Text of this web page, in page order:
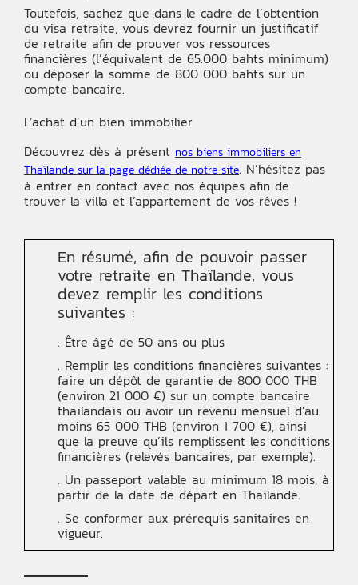
Toutefois, sachez que dans le cadre de l’obtention
du visa retraite, vous devrez fournir un justificatif
de retraite afin de prouver vos ressources
financières (l’équivalent de 65.000 bahts minimum)
ou déposer la somme de 800 000 bahts sur un
compte bancaire.
L’achat d’un bien immobilier
Découvrez dès à présent nos biens immobiliers en
Thaïlande sur la page dédiée de notre site. N’hésitez pas
à entrer en contact avec nos équipes afin de
trouver la villa et l’appartement de vos rêves !
En résumé, afin de pouvoir passer
votre retraite en Thaïlande, vous
devez remplir les conditions
suivantes :
. Être âgé de 50 ans ou plus
. Remplir les conditions financières suivantes :
faire un dépôt de garantie de 800 000 THB
(environ 21 000 €) sur un compte bancaire
thaïlandais ou avoir un revenu mensuel d’au
moins 65 000 THB (environ 1 700 €), ainsi
que la preuve qu’ils remplissent les conditions
financières (relevés bancaires, par exemple).
. Un passeport valable au minimum 18 mois, à
partir de la date de départ en Thaïlande.
. Se conformer aux prérequis sanitaires en
vigueur.